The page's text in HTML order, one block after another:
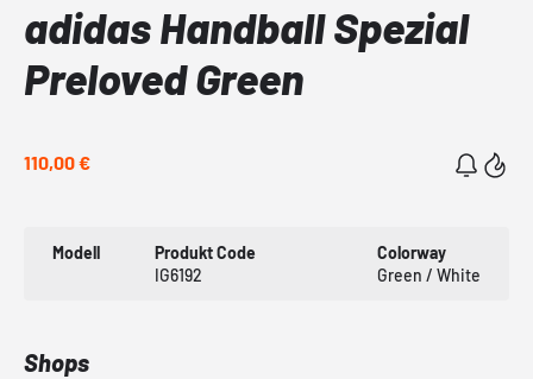
adidas Handball Spezial
Preloved Green
110,00 €
Modell
Produkt Code
IG6192
Colorway
Green / White
Shops